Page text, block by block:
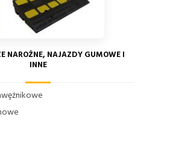
NAROŻNE, NAJAZDY GUMOWE I
INNE